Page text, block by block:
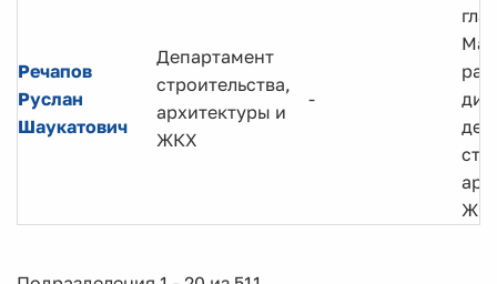
Речапов
Руслан
Шаукатович
Департамент
строительства,
архитектуры и
ЖКХ
-